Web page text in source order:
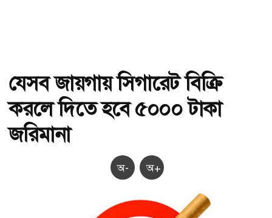
যেসব জায়গায় সিগারেট বিক্রি
করলে দিতে হবে ৫০০০ টাকা
জরিমানা
অ- অ+